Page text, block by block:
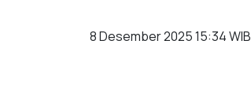
8 Desember 2025 15:34 WIB